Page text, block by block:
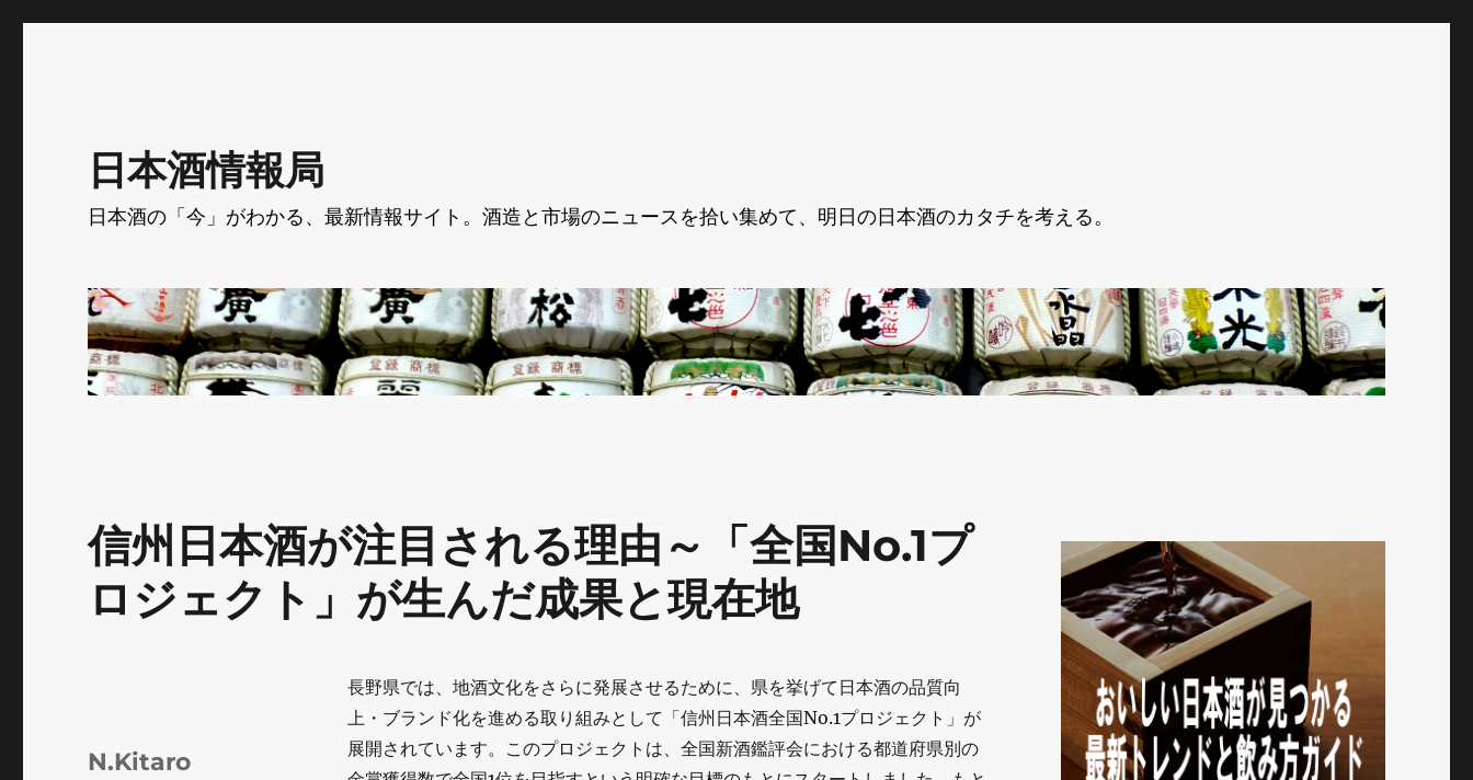
日本酒情報局
日本酒の「今」がわかる、最新情報サイト。酒造と市場のニュースを拾い集めて、明日の日本酒のカタチを考える。
信州日本酒が注目される理由～「全国No.1プ
ロジェクト」が生んだ成果と現在地
長野県では、地酒文化をさらに発展させるために、県を挙げて日本酒の品質向
上・ブランド化を進める取り組みとして「信州日本酒全国No.1プロジェクト」が
展開されています。このプロジェクトは、全国新酒鑑評会における都道府県別の
投
N.Kitaro